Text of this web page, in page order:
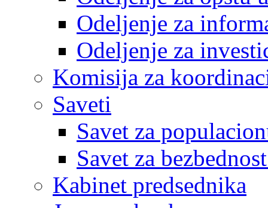
Odeljenje za
Odeljenje za
Komisija za
Saveti
Savet za
Savet za
Kabinet predsednika